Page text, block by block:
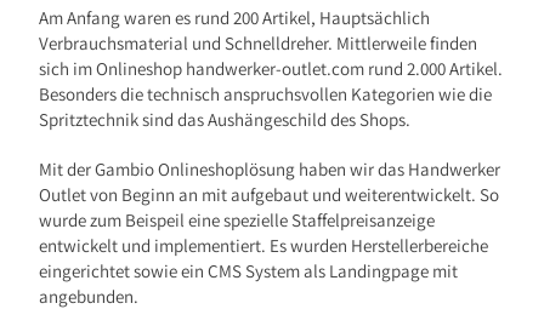
Am Anfang waren es rund 200 Artikel, Hauptsächlich
Verbrauchsmaterial und Schnelldreher. Mittlerweile finden
sich im Onlineshop handwerker-outlet.com rund 2.000 Artikel.
Besonders die technisch anspruchsvollen Kategorien wie die
Spritztechnik sind das Aushängeschild des Shops.
Mit der Gambio Onlineshoplösung haben wir das Handwerker
Outlet von Beginn an mit aufgebaut und weiterentwickelt. So
wurde zum Beispeil eine spezielle Staffelpreisanzeige
entwickelt und implementiert. Es wurden Herstellerbereiche
eingerichtet sowie ein CMS System als Landingpage mit
angebunden.